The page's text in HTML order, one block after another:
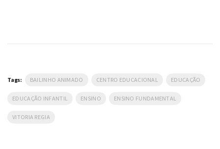
Tags: BAILINHO ANIMADO CENTRO EDUCACIONAL EDUCAÇÃO
EDUCAÇÃO INFANTIL ENSINO ENSINO FUNDAMENTAL
VITORIA REGIA